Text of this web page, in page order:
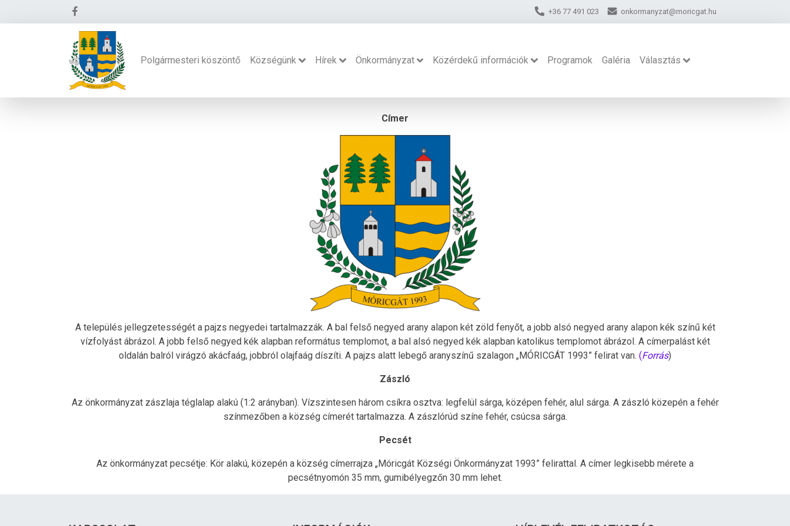
+36 77 491 023 onkormanyzat@moricgat.hu
Polgármesteri köszöntő Községünk Hírek Önkormányzat Közérdekű információk Programok Galéria Választás
Címer
A település jellegzetességét a pajzs negyedei tartalmazzák. A bal felső negyed arany alapon két zöld fenyőt, a jobb alsó negyed arany alapon kék színű két
vízfolyást ábrázol. A jobb felső negyed kék alapban református templomot, a bal alsó negyed kék alapban katolikus templomot ábrázol. A címerpalást két
oldalán balról virágzó akácfaág, jobbról olajfaág díszíti. A pajzs alatt lebegő aranyszínű szalagon „MÓRICGÁT 1993” felirat van. (Forrás)
Zászló
Az önkormányzat zászlaja téglalap alakú (1:2 arányban). Vízszintesen három csíkra osztva: legfelül sárga, középen fehér, alul sárga. A zászló közepén a fehér
színmezőben a község címerét tartalmazza. A zászlórúd színe fehér, csúcsa sárga.
Pecsét
Az önkormányzat pecsétje: Kör alakú, közepén a község címerrajza „Móricgát Községi Önkormányzat 1993” felirattal. A címer legkisebb mérete a
pecsétnyomón 35 mm, gumibélyegzőn 30 mm lehet.